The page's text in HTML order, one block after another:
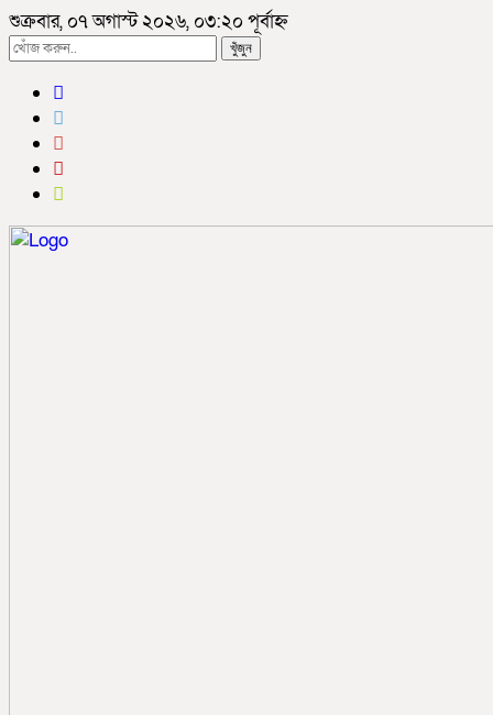
শুক্রবার, ০৭ অগাস্ট ২০২৬, ০৩:২০ পূর্বাহ্ন
খুঁজুন